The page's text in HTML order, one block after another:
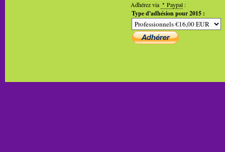
Adhérez via
Paypal :
Type d'adhésion pour 2015 :